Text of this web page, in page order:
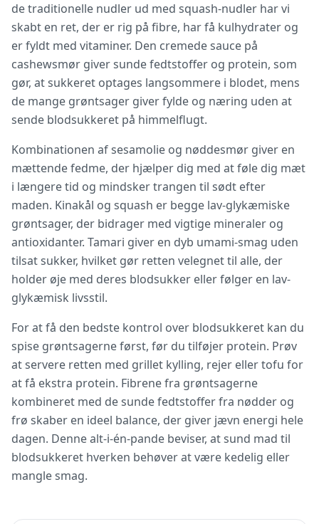
de traditionelle nudler ud med squash-nudler har vi
skabt en ret, der er rig på fibre, har få kulhydrater og
er fyldt med vitaminer. Den cremede sauce på
cashewsmør giver sunde fedtstoffer og protein, som
gør, at sukkeret optages langsommere i blodet, mens
de mange grøntsager giver fylde og næring uden at
sende blodsukkeret på himmelflugt.
Kombinationen af sesamolie og nøddesmør giver en
mættende fedme, der hjælper dig med at føle dig mæt
i længere tid og mindsker trangen til sødt efter
maden. Kinakål og squash er begge lav-glykæmiske
grøntsager, der bidrager med vigtige mineraler og
antioxidanter. Tamari giver en dyb umami-smag uden
tilsat sukker, hvilket gør retten velegnet til alle, der
holder øje med deres blodsukker eller følger en lav-
glykæmisk livsstil.
For at få den bedste kontrol over blodsukkeret kan du
spise grøntsagerne først, før du tilføjer protein. Prøv
at servere retten med grillet kylling, rejer eller tofu for
at få ekstra protein. Fibrene fra grøntsagerne
kombineret med de sunde fedtstoffer fra nødder og
frø skaber en ideel balance, der giver jævn energi hele
dagen. Denne alt-i-én-pande beviser, at sund mad til
blodsukkeret hverken behøver at være kedelig eller
mangle smag.